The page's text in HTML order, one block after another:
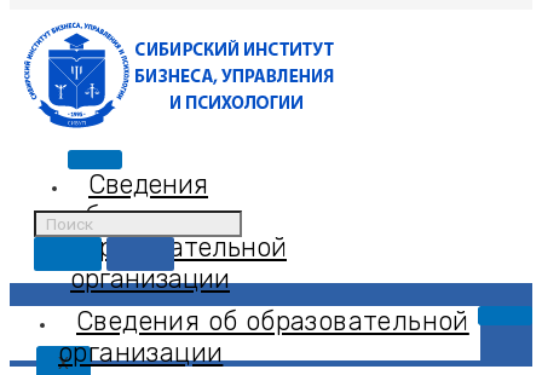
Сведения
об
образовательной
организации
X
Сведения об образовательной
организации